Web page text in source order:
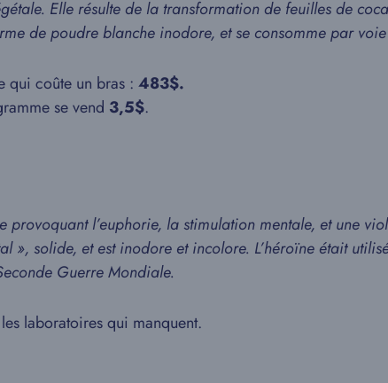
Elle résulte de la transformation de feuilles de
de poudre blanche inodore, et se consomme par
qui coûte un bras : 483$.
se vend 3,5$.
l’euphorie, la stimulation mentale, et une
», solide, et est inodore et incolore. L’héroïne était
Guerre Mondiale.
laboratoires qui manquent.